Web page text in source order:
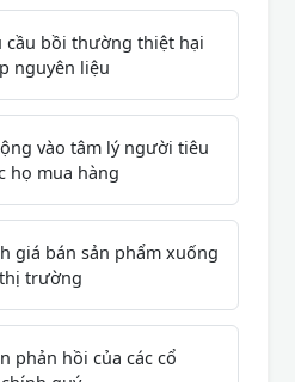
cầu bồi thường thiệt hại
nguyên liệu
vào tâm lý người tiêu
họ mua hàng
giá bán sản phẩm xuống
trường
phản hồi của các cổ